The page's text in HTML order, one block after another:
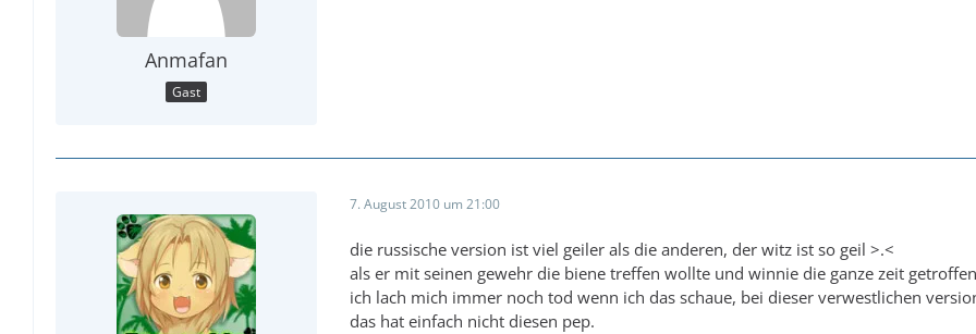
Anmafan
Gast
7. August 2010 um 21:00
die russische version ist viel geiler als die anderen, der witz ist so geil >.<
als er mit seinen gewehr die biene treffen wollte und winnie die ganze zeit
ich lach mich immer noch tod wenn ich das schaue, bei dieser verwestlichen
das hat einfach nicht diesen pep.